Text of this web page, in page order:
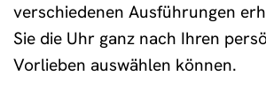
verschiedenen Ausführungen
Sie die Uhr ganz nach Ihren
Vorlieben auswählen können.